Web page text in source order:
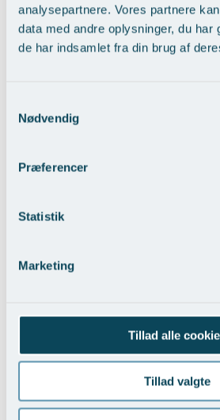
analysepartnere. Vores partnere
data med andre oplysninger, du har
de har indsamlet fra din brug af
Nødvendig
Præferencer
Statistik
Marketing
Tillad alle
Tillad valgte
Læbeforstørrelse/ læbeform
Vis behandlingseksempler